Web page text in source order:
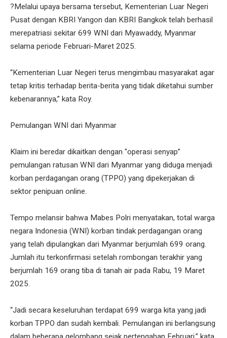
?Melalui upaya bersama tersebut, Kementerian Luar Negeri
Pusat dengan KBRI Yangon dan KBRI Bangkok telah berhasil
merepatriasi sekitar 699 WNI dari Myawaddy, Myanmar
selama periode Februari-Maret 2025.
“Kementerian Luar Negeri terus mengimbau masyarakat agar
tetap kritis terhadap berita-berita yang tidak diketahui sumber
kebenarannya,” kata Roy.
Pemulangan WNI dari Myanmar
Klaim ini beredar dikaitkan dengan "operasi senyap”
pemulangan ratusan WNI dari Myanmar yang diduga menjadi
korban perdagangan orang (TPPO) yang dipekerjakan di
sektor penipuan online.
Tempo melansir bahwa Mabes Polri menyatakan, total warga
negara Indonesia (WNI) korban tindak perdagangan orang
yang telah dipulangkan dari Myanmar berjumlah 699 orang.
Jumlah itu terkonfirmasi setelah rombongan terakhir yang
berjumlah 169 orang tiba di tanah air pada Rabu, 19 Maret
2025.
“Jadi secara keseluruhan terdapat 699 warga kita yang jadi
korban TPPO dan sudah kembali. Pemulangan ini berlangsung